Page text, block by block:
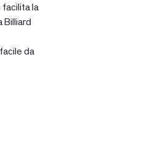
facilita la
Billiard
da